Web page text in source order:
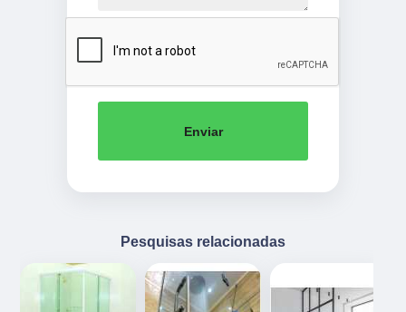
Enviar
Pesquisas relacionadas